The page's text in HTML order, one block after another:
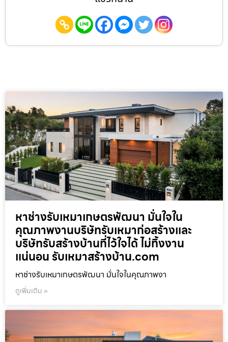
หาช่างรับเหมาเกษตรพัฒนา มั่นใจใน
คุณภาพงานบริษัทรับเหมาก่อสร้างและ
บริษัทรับสร้างบ้านที่ไว้ใจได้ ไม่ทิ้งงาน
แน่นอน รับเหมาสร้างบ้าน.com
หาช่างรับเหมาเกษตรพัฒนา มั่นใจในคุณภาพงา
ดูเพิ่มเติม »